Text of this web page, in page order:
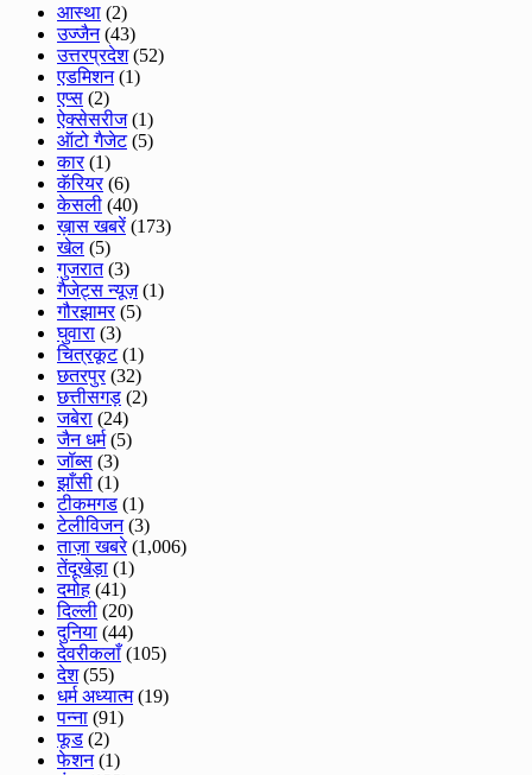
आस्था (2)
उज्जैन(43)
उत्तरप्रदेश(52)
एडमिशन(1)
एप्स (2)
ऐक्सेसरीज(1)
ऑटो गैजेट(5)
कार(1)
कॅरियर(6)
केसली (40)
ख़ास खबरें(173)
खेल (5)
गुजरात(3)
गैजेट्स न्यूज़(1)
गौरझामर(5)
घुवारा (3)
चित्रकूट(1)
छतरपुर(32)
छत्तीसगड़ (2)
जबेरा (24)
जैन धर्म(5)
जॉब्स (3)
झाँसी (1)
टीकमगड (1)
टेलीविजन(3)
ताज़ा खबरे(1,006)
तेंदूखेड़ा (1)
दमोह (41)
दिल्ली (20)
दुनिया (44)
देवरीकलाँ(105)
देश(55)
धर्म अध्यात्म(19)
पन्ना (91)
फूड (2)
फेशन(1)